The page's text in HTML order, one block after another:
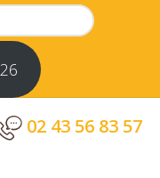
02 43 56 83 57